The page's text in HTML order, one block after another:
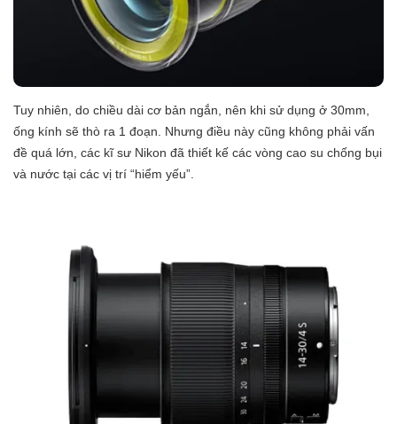
Tuy nhiên, do chiều dài cơ bản ngắn, nên khi sử dụng ở 30mm,
ống kính sẽ thò ra 1 đoạn. Nhưng điều này cũng không phải vấn
đề quá lớn, các kĩ sư Nikon đã thiết kế các vòng cao su chống bụi
và nước tại các vị trí “hiểm yếu”.